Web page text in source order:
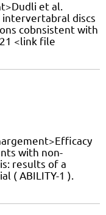
et al.
discs
cobnsistent with
<link file
with non-
results of a
( ABILITY-1 ).